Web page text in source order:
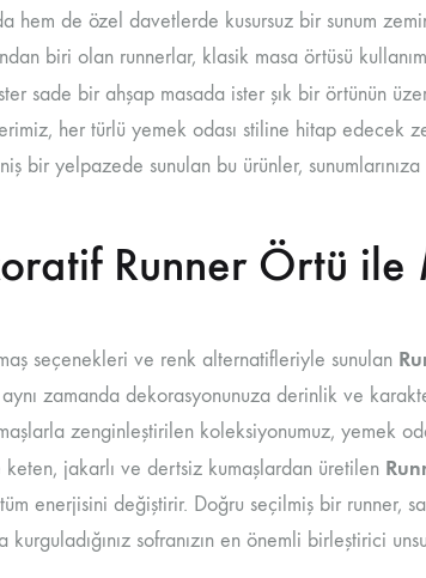
hem de özel davetlerde kusursuz bir sunum
biri olan runnerlar, klasik masa örtüsü
sade bir ahşap masada ister şık bir örtünün
her türlü yemek odası stiline hitap edecek
bir yelpazede sunulan bu ürünler,
Runner Örtü
seçenekleri ve renk alternatifleriyle sunulan
zamanda dekorasyonunuza derinlik ve
zenginleştirilen koleksiyonumuz, yemek
jakarlı ve dertsiz kumaşlardan üretilen
enerjisini değiştirir. Doğru seçilmiş bir runner,
kurguladığınız sofranızın en önemli birleştirici